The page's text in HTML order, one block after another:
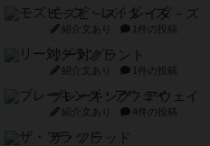
モズビ－ズ・レイダ－ズ
紹介文あり 1件の投稿
リー対グラント
紹介文あり 1件の投稿
ブレーキング・アウェイ
紹介文あり 4件の投稿
ザ・フラッド